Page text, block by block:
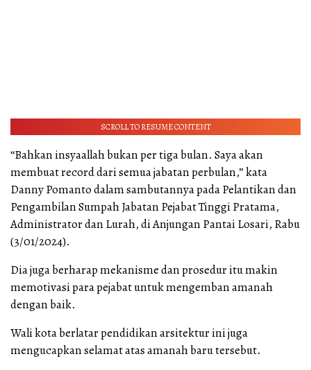
SCROLL TO RESUME CONTENT
“Bahkan insyaallah bukan per tiga bulan. Saya akan
membuat record dari semua jabatan perbulan,” kata
Danny Pomanto dalam sambutannya pada Pelantikan dan
Pengambilan Sumpah Jabatan Pejabat Tinggi Pratama,
Administrator dan Lurah, di Anjungan Pantai Losari, Rabu
(3/01/2024).
Dia juga berharap mekanisme dan prosedur itu makin
memotivasi para pejabat untuk mengemban amanah
dengan baik.
Wali kota berlatar pendidikan arsitektur ini juga
mengucapkan selamat atas amanah baru tersebut.